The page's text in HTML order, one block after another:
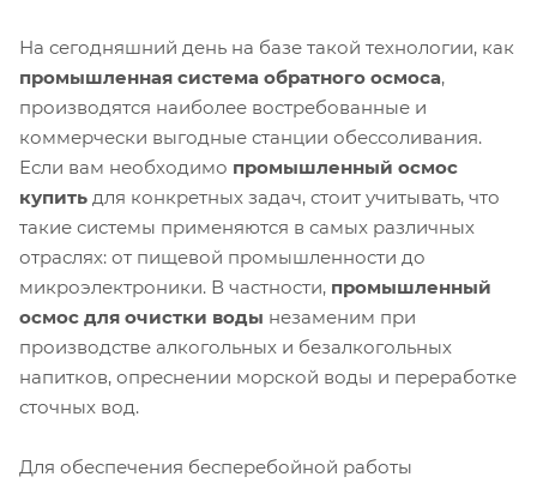
На сегодняшний день на базе такой технологии, как
промышленная система обратного осмоса,
производятся наиболее востребованные и
коммерчески выгодные станции обессоливания.
Если вам необходимо промышленный осмос
купить для конкретных задач, стоит учитывать, что
такие системы применяются в самых различных
отраслях: от пищевой промышленности до
микроэлектроники. В частности, промышленный
осмос для очистки воды незаменим при
производстве алкогольных и безалкогольных
напитков, опреснении морской воды и переработке
сточных вод.
Для обеспечения бесперебойной работы